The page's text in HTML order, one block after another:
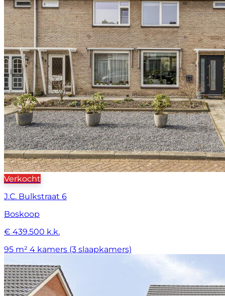
Verkocht
J.C. Bulkstraat 6
Boskoop
€ 439.500 k.k.
95 m² 4 kamers (3 slaapkamers)